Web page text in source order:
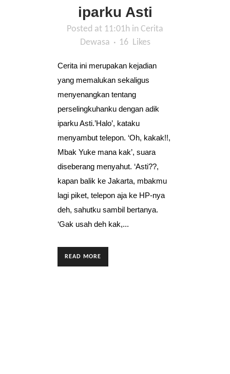
iparku Asti
Posted at 11:01h in Cerita
Dewasa
16 Likes
Cerita ini merupakan kejadian
yang memalukan sekaligus
menyenangkan tentang
perselingkuhanku dengan adik
iparku Asti.’Halo’, kataku
menyambut telepon. ‘Oh, kakak!!,
Mbak Yuke mana kak’, suara
diseberang menyahut. ‘Asti??,
kapan balik ke Jakarta, mbakmu
lagi piket, telepon aja ke HP-nya
deh, sahutku sambil bertanya.
‘Gak usah deh kak,...
READ MORE